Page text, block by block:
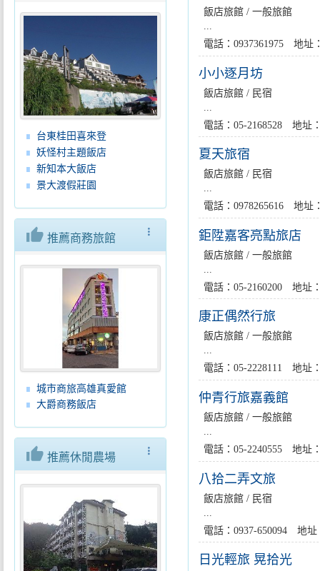
台東桂田喜來登
妖怪村主題飯店
新知本大飯店
景大渡假莊園
more_vert
thumb_up 推薦商務旅館
城市商旅高雄真愛館
大爵商務飯店
more_vert
thumb_up 推薦休閒農場
飯店旅館 / 一般旅館
電話：0937361975 地址
小小逐月坊
飯店旅館 / 民宿
電話：05-2168528 地址
夏天旅宿
飯店旅館 / 民宿
...
電話：0978265616 地址
鉅陞嘉客亮點旅店
飯店旅館 / 一般旅館
電話：05-2160200 地址
康正偶然行旅
飯店旅館 / 一般旅館
...
電話：05-2228111 地址
仲青行旅嘉義館
飯店旅館 / 一般旅館
電話：05-2240555 地址
八拾二弄文旅
飯店旅館 / 民宿
電話：0937-650094 地
日光輕旅 晃拾光